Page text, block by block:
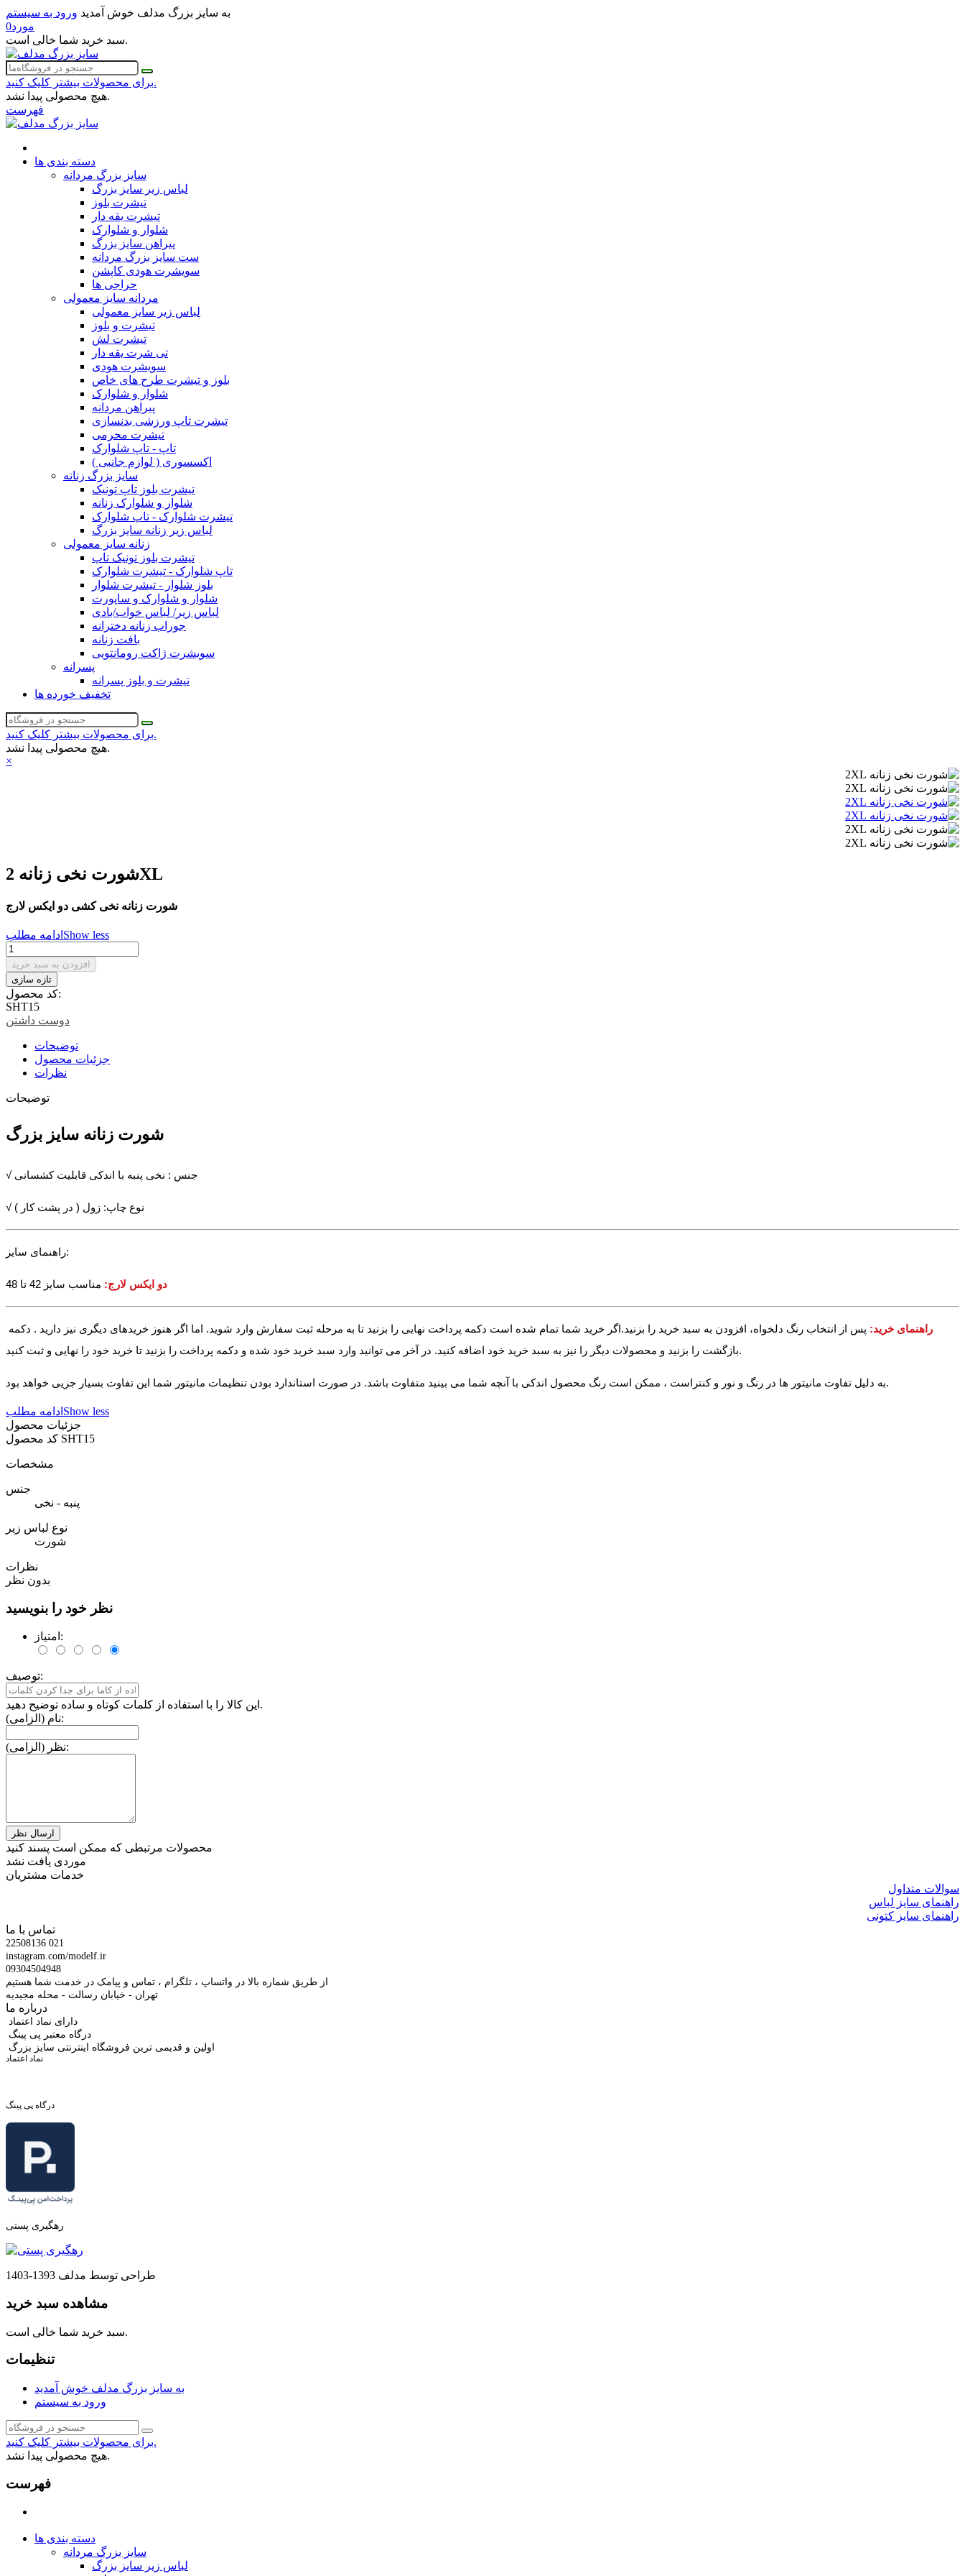
به سایز بزرگ مدلف خوش آمدید ورود به سیستم
0مورد
سبد خرید شما خالی است.
برای محصولات بیشتر کلیک کنید.
هیچ محصولی پیدا نشد.
فهرست
دسته بندی ها
سایز بزرگ مردانه
لباس زیر سایز بزرگ
تیشرت بلوز
تیشرت یقه دار
شلوار و شلوارک
پیراهن سایز بزرگ
ست سایز بزرگ مردانه
سویشرت هودی کاپشن
حراجی ها
مردانه سایز معمولی
لباس زیر سایز معمولی
تیشرت و بلوز
تیشرت لش
تی شرت یقه دار
سویشرت هودی
بلوز و تیشرت طرح های خاص
شلوار و شلوارک
پیراهن مردانه
تیشرت تاپ ورزشی بدنسازی
تیشرت محرمی
تاپ - تاپ شلوارک
اکسسوری ( لوازم جانبی )
سایز بزرگ زنانه
تیشرت بلوز تاپ تونیک
شلوار و شلوارک زنانه
تیشرت شلوارک - تاپ شلوارک
لباس زیر زنانه سایز بزرگ
زنانه سایز معمولی
تیشرت بلوز تونیک تاپ
تاپ شلوارک - تیشرت شلوارک
بلوز شلوار - تیشرت شلوار
شلوار و شلوارک و ساپورت
لباس زیر/ لباس خواب/بادی
جوراب زنانه دخترانه
بافت زنانه
سویشرت ژاکت رومانتویی
پسرانه
تیشرت و بلوز پسرانه
تخفیف خورده ها
برای محصولات بیشتر کلیک کنید.
هیچ محصولی پیدا نشد.
×
شورت نخی زنانه 2XL
شورت زنانه نخی کشی دو ایکس لارج
ادامه مطلب Show less
افزودن به سبد خرید
کد محصول:
SHT15
دوست داشتن
توضیحات
جزئیات محصول
نظرات
توضیحات
√ نوع چاپ: زول ( در پشت کار )
راهنمای سایز:
دو ایکس لارج: مناسب سایز 42 تا 48
راهنمای خرید: پس از انتخاب رنگ دلخواه، افزودن به سبد خرید را بزنید.اگر خرید شما تمام شده است دکمه پرداخت نهایی را بزنید تا به مرحله ثبت سفارش وارد شوید. اما اگر هنوز خریدهای دیگری نیز دارید . دکمه
بازگشت را بزنید و محصولات دیگر را نیز به سبد خرید خود اضافه کنید. در آخر می توانید وارد سبد خرید خود شده و دکمه پرداخت را بزنید تا خرید خود را نهایی و ثبت کنید.
به دلیل تفاوت مانیتور ها در رنگ و نور و کنتراست ، ممکن است رنگ محصول اندکی با آنچه شما می بینید متفاوت باشد. در صورت استاندارد بودن تنظیمات مانیتور شما این تفاوت بسیار جزیی خواهد بود.
ادامه مطلب Show less
جزئیات محصول
SHT15
مشخصات
جنس
پنبه - نخی
نوع لباس زیر
شورت
نظرات
بدون نظر
نظر خود را بنویسید
امتیاز:
توصیف:
این کالا را با استفاده از کلمات کوتاه و ساده توضیح دهید.
نام (الزامی):
نظر (الزامی):
محصولات مرتبطی که ممکن است پسند کنید
موردی یافت نشد
خدمات مشتریان
سوالات متداول
راهنمای سایز لباس
راهنمای سایز کتونی
تماس با ما
22508136 021
instagram.com/modelf.ir
09304504948
از طریق شماره بالا در واتساپ ، تلگرام ، تماس و پیامک در خدمت شما هستیم
تهران - خیابان رسالت - محله مجیدیه
درباره ما
دارای نماد اعتماد
درگاه معتبر پی پینگ
اولین و قدیمی ترین فروشگاه اینترنتی سایز بزرگ
نماد اعتماد
درگاه پی پینگ
رهگیری پستی
طراحی توسط مدلف 1393-1403
مشاهده سبد خرید
سبد خرید شما خالی است.
تنظیمات
به سایز بزرگ مدلف خوش آمدید
ورود به سیستم
برای محصولات بیشتر کلیک کنید.
هیچ محصولی پیدا نشد.
فهرست
دسته بندی ها
سایز بزرگ مردانه
لباس زیر سایز بزرگ